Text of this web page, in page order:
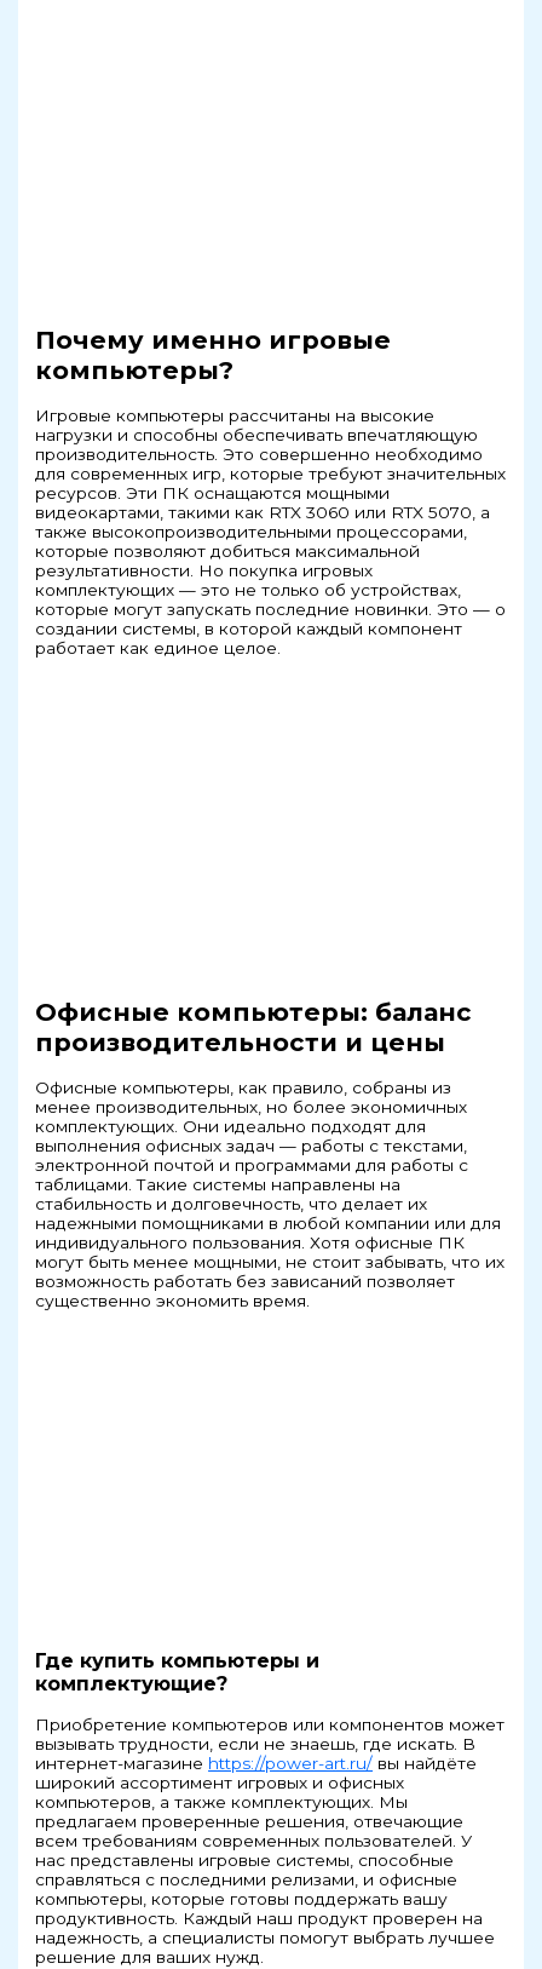
Почему именно игровые
компьютеры?
Игровые компьютеры рассчитаны на высокие
нагрузки и способны обеспечивать впечатляющую
производительность. Это совершенно необходимо
для современных игр, которые требуют значительных
ресурсов. Эти ПК оснащаются мощными
видеокартами, такими как RTX 3060 или RTX 5070, а
также высокопроизводительными процессорами,
которые позволяют добиться максимальной
результативности. Но покупка игровых
комплектующих — это не только об устройствах,
которые могут запускать последние новинки. Это — о
создании системы, в которой каждый компонент
работает как единое целое.
Офисные компьютеры: баланс
производительности и цены
Офисные компьютеры, как правило, собраны из
менее производительных, но более экономичных
комплектующих. Они идеально подходят для
выполнения офисных задач — работы с текстами,
электронной почтой и программами для работы с
таблицами. Такие системы направлены на
стабильность и долговечность, что делает их
надежными помощниками в любой компании или для
индивидуального пользования. Хотя офисные ПК
могут быть менее мощными, не стоит забывать, что их
возможность работать без зависаний позволяет
существенно экономить время.
Где купить компьютеры и
комплектующие?
Приобретение компьютеров или компонентов может
вызывать трудности, если не знаешь, где искать. В
интернет-магазине https://power-art.ru/ вы найдёте
широкий ассортимент игровых и офисных
компьютеров, а также комплектующих. Мы
предлагаем проверенные решения, отвечающие
всем требованиям современных пользователей. У
нас представлены игровые системы, способные
справляться с последними релизами, и офисные
компьютеры, которые готовы поддержать вашу
продуктивность. Каждый наш продукт проверен на
надежность, а специалисты помогут выбрать лучшее
решение для ваших нужд.